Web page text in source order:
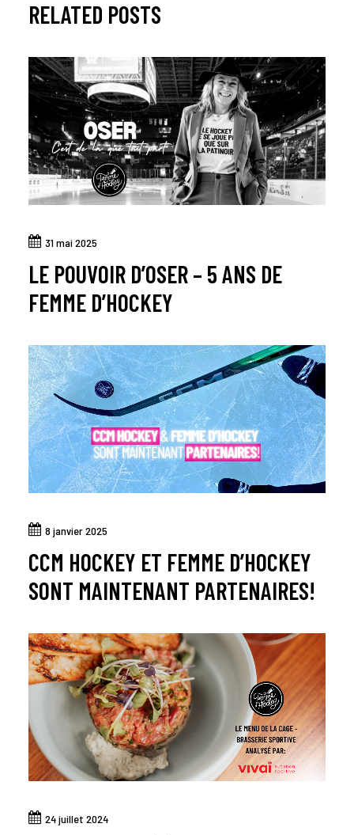
RELATED POSTS
31 mai 2025
LE POUVOIR D’OSER – 5 ANS DE
FEMME D’HOCKEY
8 janvier 2025
CCM HOCKEY ET FEMME D’HOCKEY
SONT MAINTENANT PARTENAIRES!
24 juillet 2024